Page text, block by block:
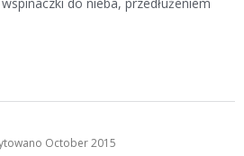
October 2015